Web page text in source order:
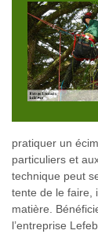
pratiquer un
particuliers et
technique peut
tente de le faire,
matière.
l’entreprise